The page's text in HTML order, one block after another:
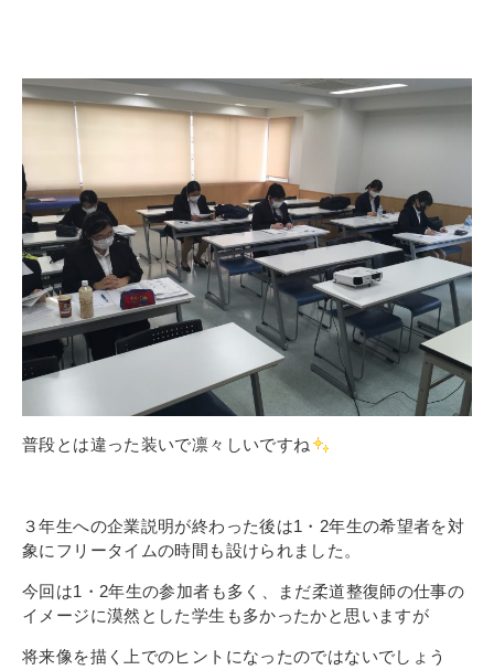
普段とは違った装いで凛々しいですね
３年生への企業説明が終わった後は1・2年生の希望者を対
象にフリータイムの時間も設けられました。
今回は1・2年生の参加者も多く、まだ柔道整復師の仕事の
イメージに漠然とした学生も多かったかと思いますが
将来像を描く上でのヒントになったのではないでしょう